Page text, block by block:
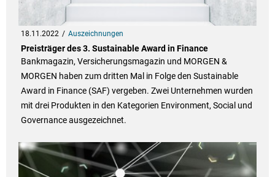
18.11.2022 Auszeichnungen
Preisträger des 3. Sustainable Award in Finance
Bankmagazin, Versicherungsmagazin und MORGEN &
MORGEN haben zum dritten Mal in Folge den Sustainable
Award in Finance (SAF) vergeben. Zwei Unternehmen wurden
mit drei Produkten in den Kategorien Environment, Social und
Governance ausgezeichnet.